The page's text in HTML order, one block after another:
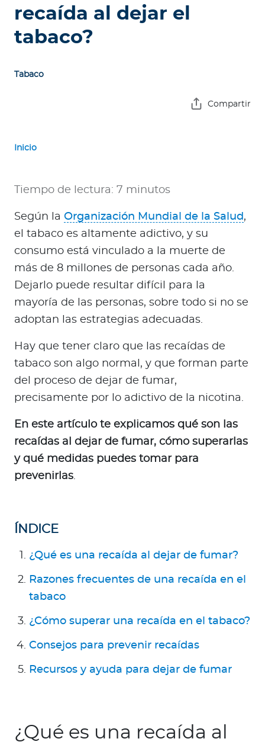
d
Para Agentes
Red de Salud
Contáctanos
recaída al dejar el
tabaco?
Tabaco
Compartir
Inicio
Tiempo de lectura: 7 minutos
Según la Organización Mundial de la Salud,
el tabaco es altamente adictivo, y su
consumo está vinculado a la muerte de
más de 8 millones de personas cada año.
Dejarlo puede resultar difícil para la
mayoría de las personas, sobre todo si no se
adoptan las estrategias adecuadas.
Hay que tener claro que las recaídas de
tabaco son algo normal, y que forman parte
del proceso de dejar de fumar,
precisamente por lo adictivo de la nicotina.
En este artículo te explicamos qué son las
recaídas al dejar de fumar, cómo superarlas
y qué medidas puedes tomar para
prevenirlas.
ÍNDICE
¿Qué es una recaída al dejar de fumar?
Razones frecuentes de una recaída en el
tabaco
¿Cómo superar una recaída en el tabaco?
Consejos para prevenir recaídas
Recursos y ayuda para dejar de fumar
¿Qué es una recaída al